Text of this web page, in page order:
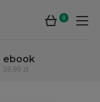
0
ebook
39,99 zł